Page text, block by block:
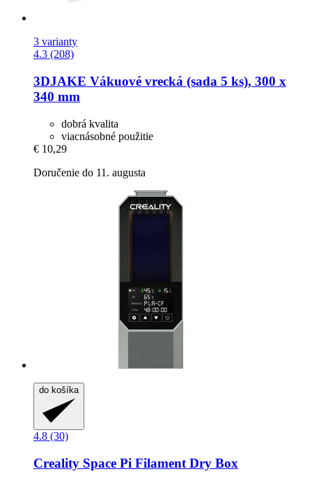
3 varianty
4.3 (208)
3DJAKE Vákuové vrecká (sada 5 ks), 300 x
340 mm
dobrá kvalita
viacnásobné použitie
€ 10,29
Doručenie do 11. augusta
do košíka
4.8 (30)
Creality Space Pi Filament Dry Box